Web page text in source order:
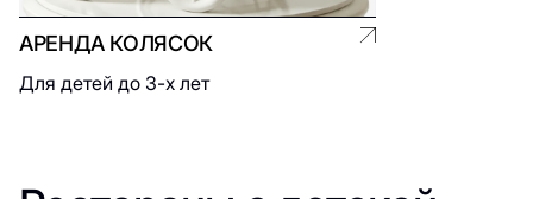
АРЕНДА КОЛЯСОК
Для детей до 3-х лет